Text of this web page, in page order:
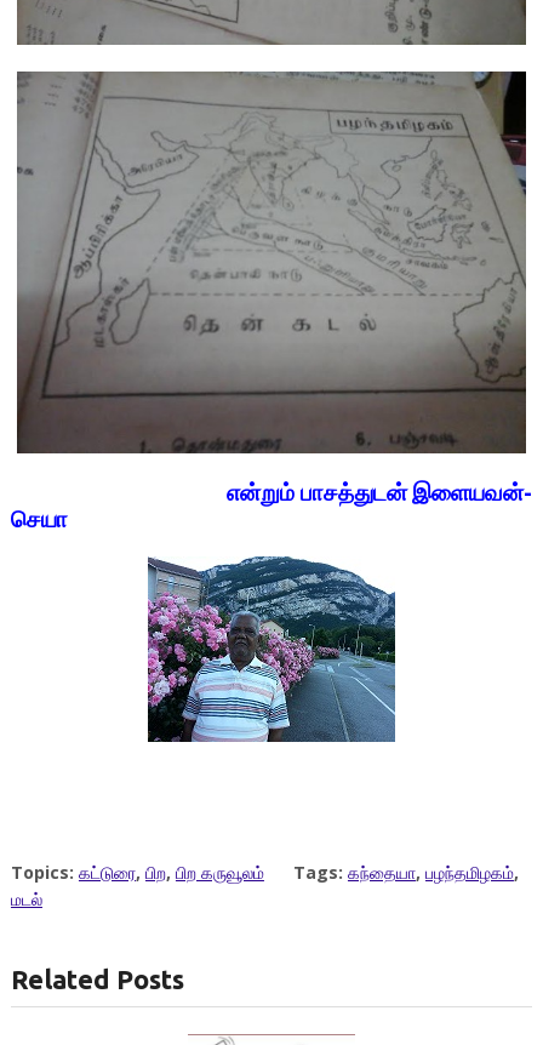
என்றும் பாசத்துடன் இளையவன்-
செயா
Topics: கட்டுரை, பிற, பிற கருவூலம் Tags: கந்தையா, பழந்தமிழகம்,
மடல்
Related Posts